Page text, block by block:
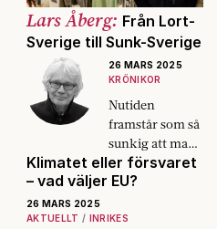
Lars Åberg: Från Lort-
Sverige till Sunk-Sverige
26 MARS 2025
KRÖNIKOR
Nutiden
framstår som så
sunkig att man
helst vill gå
längst in i ett
gömma sig.
Klimatet eller försvaret
– vad väljer EU?
26 MARS 2025
AKTUELLT
INRIKES